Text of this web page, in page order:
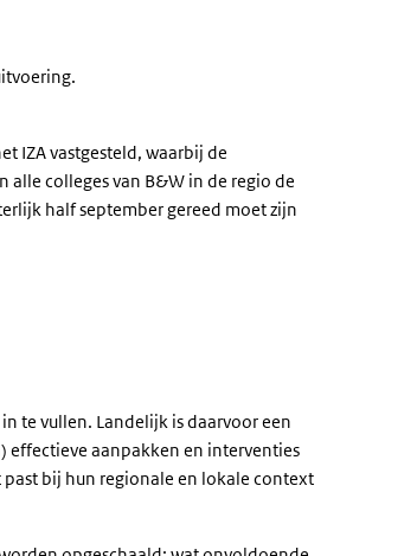
IZA vastgesteld, waarbij de
alle colleges van B&W in de regio de
half september gereed moet zijn
te vullen. Landelijk is daarvoor een
effectieve aanpakken en interventies
past bij hun regionale en lokale context